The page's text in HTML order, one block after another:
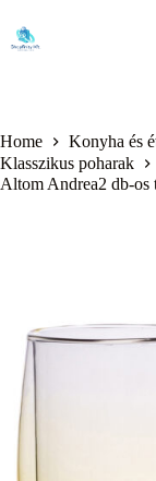
content
Home Konyha és
Klasszikus poharak
Altom Andrea2 db-os